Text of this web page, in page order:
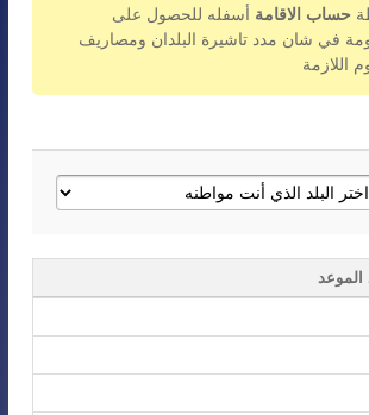
حساب الاقامة أسفله للحصول على
في شان مدد تاشيرة البلدان ومصاريف
اللازمة
الموعد